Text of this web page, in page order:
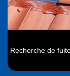
Recherche de